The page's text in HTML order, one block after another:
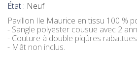
État : Neuf
Pavillon Ile Maurice en tissu 100 %
- Sangle polyester cousue avec 2
- Couture à double piqûres
- Mât non inclus.